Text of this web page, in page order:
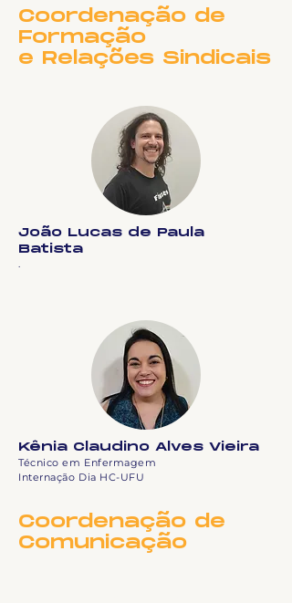
Coordenação de
Formação
e Relações Sindicais
João Lucas de Paula
Batista
.
Kênia Claudino Alves Vieira
Técnico em Enfermagem
Internação Dia HC-UFU
Coordenação de
Comunicação